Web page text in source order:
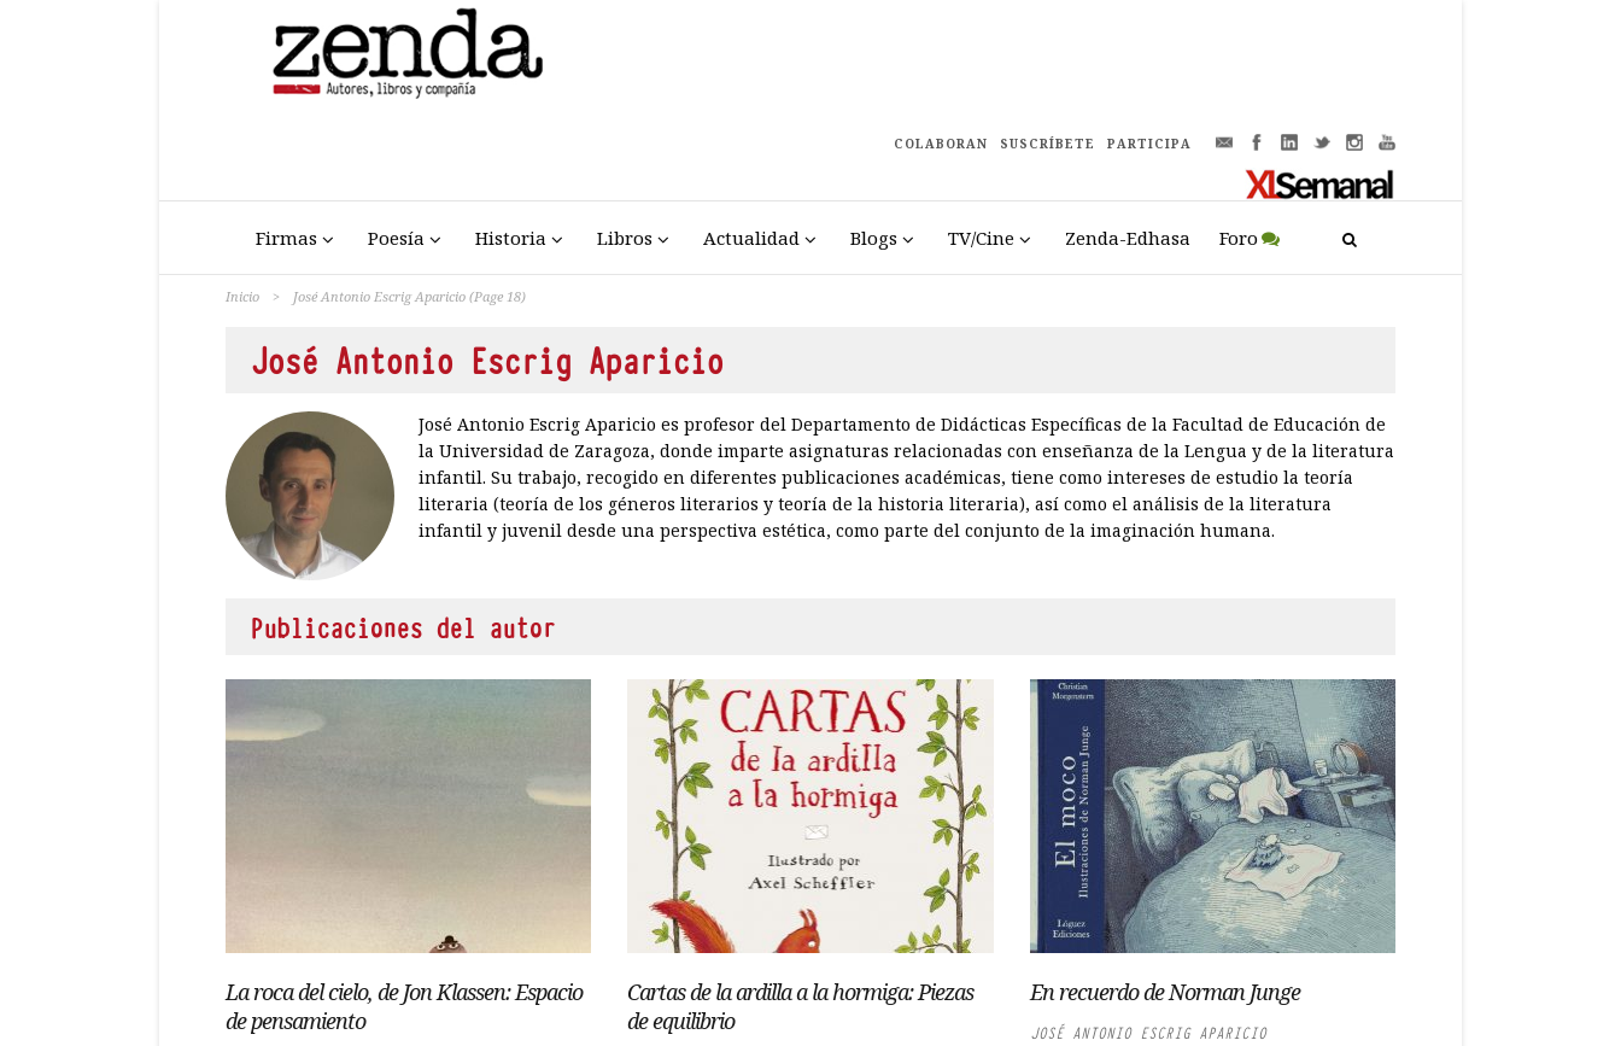
COLABORAN SUSCRÍBETE PARTICIPA
Firmas Poesía Historia Libros Actualidad Blogs TV/Cine Zenda-Edhasa Foro
Inicio > José Antonio Escrig Aparicio (Page 18)
José Antonio Escrig Aparicio
José Antonio Escrig Aparicio es profesor del Departamento de Didácticas Específicas de la Facultad de Educación de
la Universidad de Zaragoza, donde imparte asignaturas relacionadas con enseñanza de la Lengua y de la literatura
infantil. Su trabajo, recogido en diferentes publicaciones académicas, tiene como intereses de estudio la teoría
literaria (teoría de los géneros literarios y teoría de la historia literaria), así como el análisis de la literatura
infantil y juvenil desde una perspectiva estética, como parte del conjunto de la imaginación humana.
Publicaciones del autor
La roca del cielo, de Jon Klassen: Espacio
de pensamiento
Cartas de la ardilla a la hormiga: Piezas
de equilibrio
En recuerdo de Norman Junge
JOSÉ ANTONIO ESCRIG APARICIO